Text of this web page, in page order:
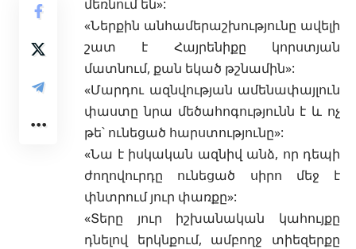
մեռնում են»:
«Ներքին անհամերաշխությունը ավելի
շատ է Հայրենիքը կորստյան
մատնում, քան եկած թշնամին»:
«Մարդու ազնվության ամենափայլուն
փաստը նրա մեծահոգությունն է և ոչ
թե՝ ունեցած հարստությունը»:
«Նա է իսկական ազնիվ անձ, որ դեպի
ժողովուրդը ունեցած սիրո մեջ է
փնտրում յուր փառքը»:
«Տերը յուր իշխանական կահույքը
դնելով երկնքում, ամբողջ տիեզերքը